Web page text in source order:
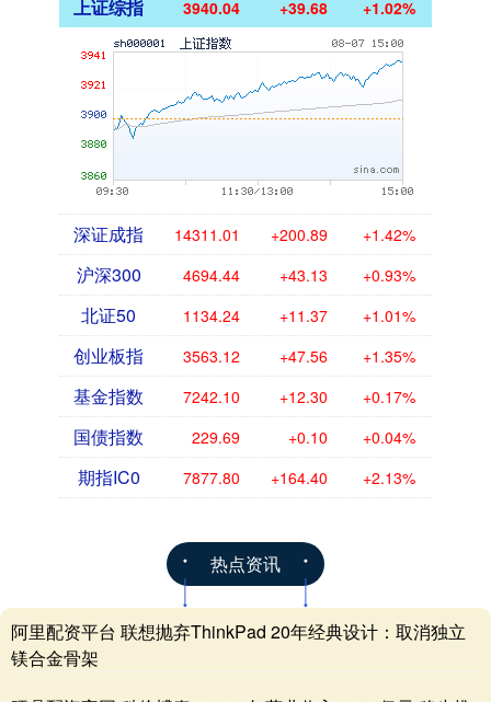
上证综指 3940.04 +39.68 +1.02%
深证成指 14311.01 +200.89 +1.42%
沪深300 4694.44 +43.13 +0.93%
北证50 1134.24 +11.37 +1.01%
创业板指 3563.12 +47.56 +1.35%
基金指数 7242.10 +12.30 +0.17%
国债指数 229.69 +0.10 +0.04%
期指IC0 7877.80 +164.40 +2.13%
热点资讯
阿里配资平台 联想抛弃ThinkPad 20年经典设计：取消独立
镁合金骨架